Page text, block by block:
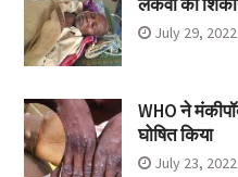
July 29, 2022
WHO ने
घोषित किया
July 23, 2022